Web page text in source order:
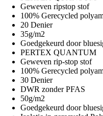
Geweven ripstop stof
100% Gerecycled
20 Denier
35g/m2
Goedgekeurd door
PERTEX QUANTUM
Geweven rip-stop stof
100% Gerecycled
30 Denier
DWR zonder PFAS
50g/m2
Goedgekeurd door